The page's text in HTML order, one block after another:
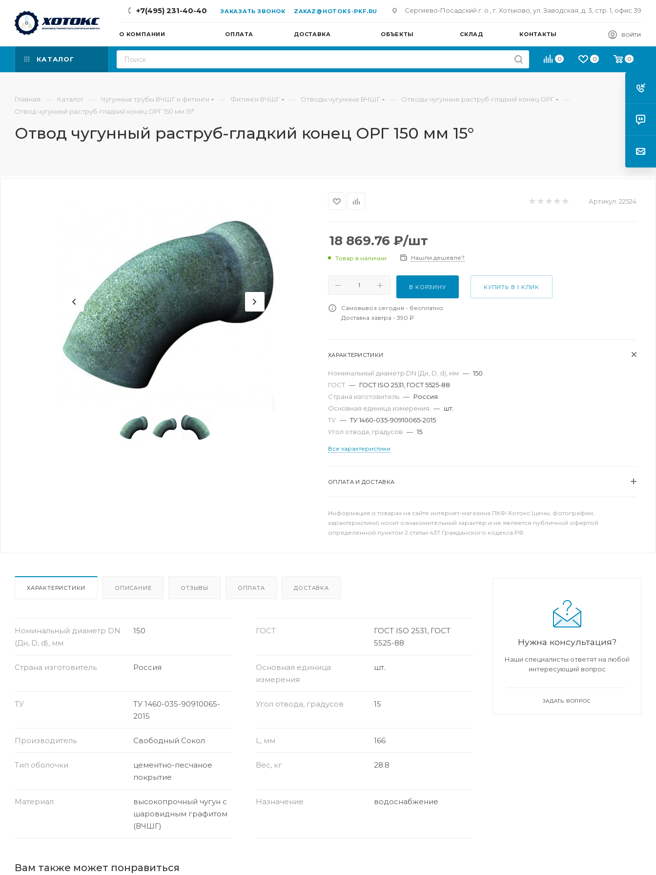
+7(495) 231-40-40 ЗАКАЗАТЬ ЗВОНОК ZAKAZ@HOTOKS-PKF.RU Сергиево-Посадский г. о., г. Хотьково, ул. Заводская, д. 3, стр. 1, офис 39
О КОМПАНИИ ОПЛАТА ДОСТАВКА ОБЪЕКТЫ СКЛАД КОНТАКТЫ ВОЙТИ
КАТАЛОГ 0 0 0
Главная — Каталог — Чугунные трубы ВЧШГ и фитинги — Фитинги ВЧШГ — Отводы чугунные ВЧШГ — Отводы чугунные раструб-гладкий конец ОРГ —
Отвод чугунный раструб-гладкий конец ОРГ 150 мм 15°
Отвод чугунный раструб-гладкий конец ОРГ 150 мм 15°
Артикул: 22524
18 869.76 ₽/шт
Товар в наличии Нашли дешевле?
В КОРЗИНУ КУПИТЬ В 1 КЛИК
Самовывоз сегодня - бесплатно
Доставка завтра - 390 ₽
ХАРАКТЕРИСТИКИ
Номинальный диаметр DN (Дн, D, d), мм — 150
ГОСТ — ГОСТ ISO 2531, ГОСТ 5525-88
Страна изготовитель — Россия
Основная единица измерения — шт.
ТУ — ТУ 1460-035-90910065-2015
Угол отвода, градусов — 15
Все характеристики
ОПЛАТА И ДОСТАВКА
Информация о товарах на сайте интернет-магазина ПКФ-Хотокс (цены, фотографии,
характеристики) носит ознакомительный характер и не является публичной офертой
определенной пунктом 2 статьи 437 Гражданского кодекса РФ.
ХАРАКТЕРИСТИКИ ОПИСАНИЕ ОТЗЫВЫ ОПЛАТА ДОСТАВКА
Номинальный диаметр DN
(Дн, D, d), мм
150 ГОСТ
ГОСТ ISO 2531, ГОСТ
5525-88
Страна изготовитель Россия
Основная единица
измерения
шт.
ТУ
ТУ 1460-035-90910065-
2015
Угол отвода, градусов 15
Производитель Свободный Сокол L, мм 166
Тип оболочки
цементно-песчаное
покрытие
Вес, кг 28.8
Материал
высокопрочный чугун с
шаровидным графитом
(ВЧШГ)
Назначение водоснабжение
Вам также может понравиться
Нужна консультация?
Наши специалисты ответят на любой
интересующий вопрос
ЗАДАТЬ ВОПРОС